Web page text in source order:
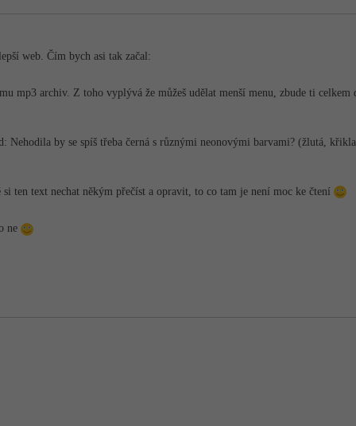
web. Čím bych asi tak začal:
mp3 archiv. Z toho vyplývá že můžeš udělat menší menu, zbude ti celkem
by se spíš třeba černá s různými neonovými barvami? (žlutá,
ten text nechat někým přečíst a opravit, to co tam je není moc ke čtení
ne